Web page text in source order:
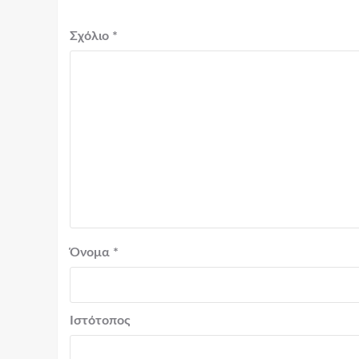
Σχόλιο *
Όνομα *
Ιστότοπος